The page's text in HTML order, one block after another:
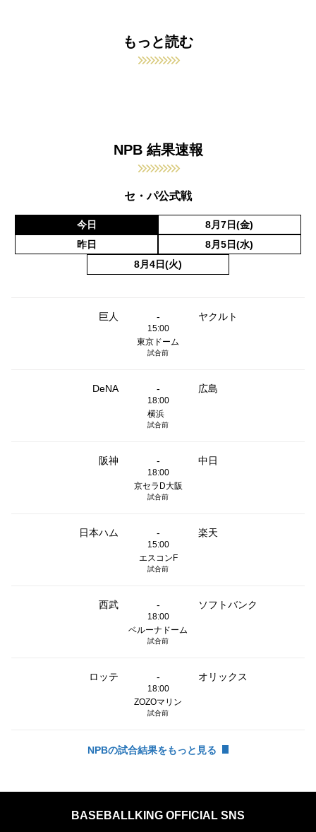
もっと読む
NPB 結果速報
セ・パ公式戦
今日
8月7日(金)
昨日
8月5日(水)
8月4日(火)
巨人 - ヤクルト
15:00
東京ドーム
試合前
DeNA - 広島
18:00
横浜
試合前
阪神 - 中日
18:00
京セラD大阪
試合前
日本ハム - 楽天
15:00
エスコンF
試合前
西武 - ソフトバンク
18:00
ベルーナドーム
試合前
ロッテ - オリックス
18:00
ZOZOマリン
試合前
NPBの試合結果をもっと見る
BASEBALLKING OFFICIAL SNS